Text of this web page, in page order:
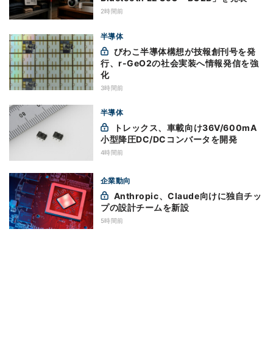
2時間前
半導体
行、r-GeO2の社会実装へ情報発信を強
化
3時間前
半導体
小型降圧DC/DCコンバータを開発
4時間前
企業動向
プの設計チームを新設
5時間前